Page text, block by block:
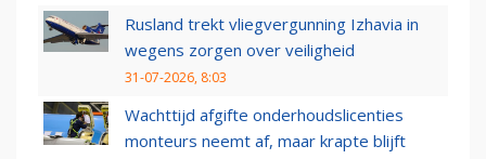
Rusland trekt vliegvergunning Izhavia in
wegens zorgen over veiligheid
31-07-2026, 8:03
Wachttijd afgifte onderhoudslicenties
monteurs neemt af, maar krapte blijft